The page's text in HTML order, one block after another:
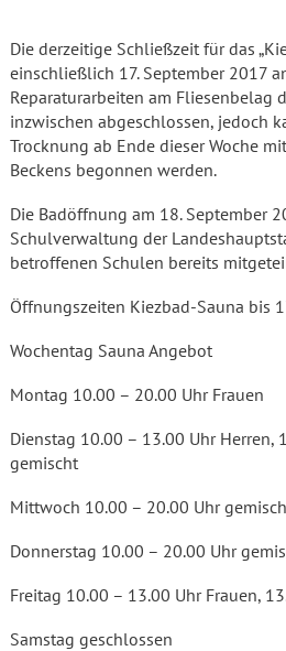
Die derzeitige Schließzeit für das
einschließlich 17. September 2017
Reparaturarbeiten am Fliesenbelag
inzwischen abgeschlossen, jedoch
Trocknung ab Ende dieser Woche
Beckens begonnen werden.
Die Badöffnung am 18. September
Schulverwaltung der
betroffenen Schulen bereits
Öffnungszeiten Kiezbad-Sauna bis
Wochentag Sauna Angebot
Montag 10.00 – 20.00 Uhr Frauen
Dienstag 10.00 – 13.00 Uhr Herren,
gemischt
Mittwoch 10.00 – 20.00 Uhr
Donnerstag 10.00 – 20.00 Uhr
Freitag 10.00 – 13.00 Uhr Frauen,
Samstag geschlossen